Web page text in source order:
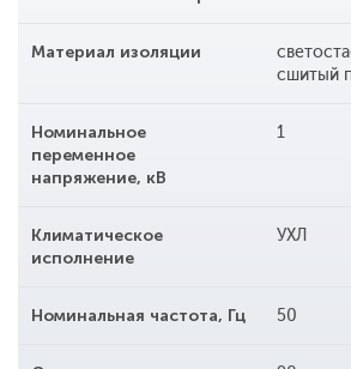
Материал изоляции
сшитый
Номинальное
переменное
напряжение, кВ
1
Климатическое
исполнение
УХЛ
Номинальная частота, Гц 50